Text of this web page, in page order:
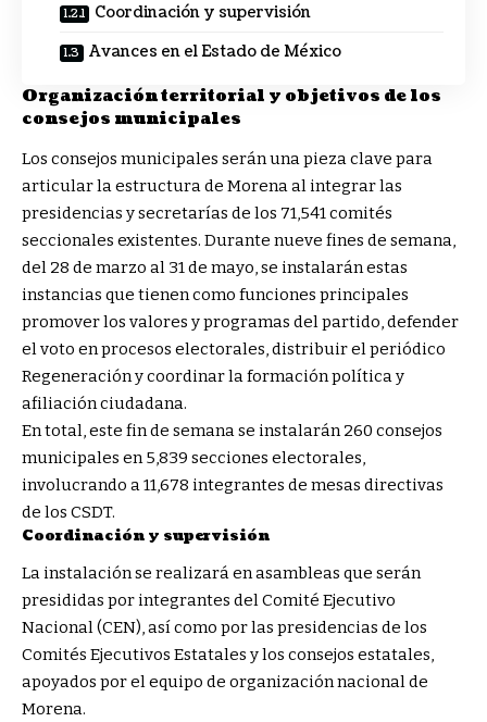
Coordinación y supervisión
Avances en el Estado de México
Organización territorial y objetivos de los
consejos municipales
Los consejos municipales serán una pieza clave para
articular la estructura de Morena al integrar las
presidencias y secretarías de los 71,541 comités
seccionales existentes. Durante nueve fines de semana,
del 28 de marzo al 31 de mayo, se instalarán estas
instancias que tienen como funciones principales
promover los valores y programas del partido, defender
el voto en procesos electorales, distribuir el periódico
Regeneración y coordinar la formación política y
afiliación ciudadana.
En total, este fin de semana se instalarán 260 consejos
municipales en 5,839 secciones electorales,
involucrando a 11,678 integrantes de mesas directivas
de los CSDT.
Coordinación y supervisión
La instalación se realizará en asambleas que serán
presididas por integrantes del Comité Ejecutivo
Nacional (CEN), así como por las presidencias de los
Comités Ejecutivos Estatales y los consejos estatales,
apoyados por el equipo de organización nacional de
Morena.